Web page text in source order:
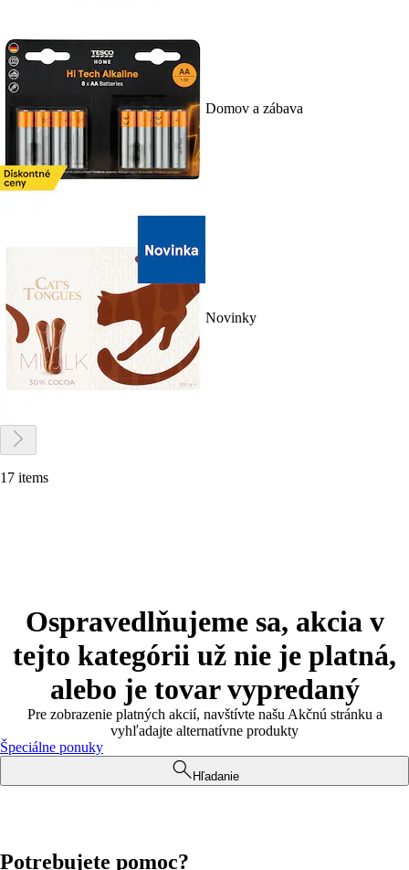
Domov a zábava
Novinky
17 items
Ospravedlňujeme sa, akcia v
tejto kategórii už nie je platná,
alebo je tovar vypredaný
Pre zobrazenie platných akcií, navštívte našu Akčnú stránku a
vyhľadajte alternatívne produkty
Špeciálne ponuky
Hľadanie
Potrebujete pomoc?